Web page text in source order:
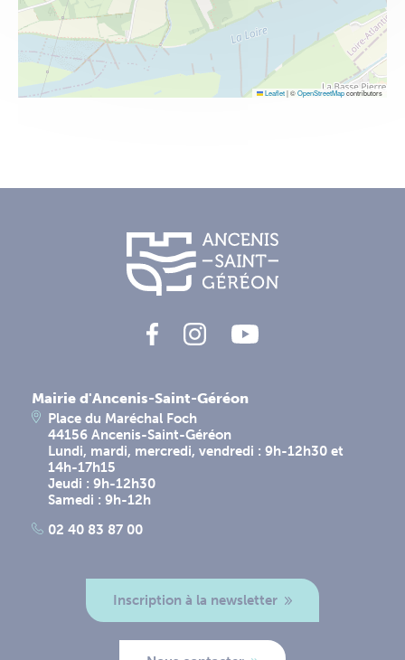
Leaflet|©OpenStreetMapcontributors
Mairie d'Ancenis-Saint-Géréon
Place du Maréchal Foch
44156 Ancenis-Saint-Géréon
Lundi, mardi, mercredi, vendredi : 9h-12h30 et
14h-17h15
Jeudi : 9h-12h30
Samedi : 9h-12h
02 40 83 87 00
Inscription à la newsletter